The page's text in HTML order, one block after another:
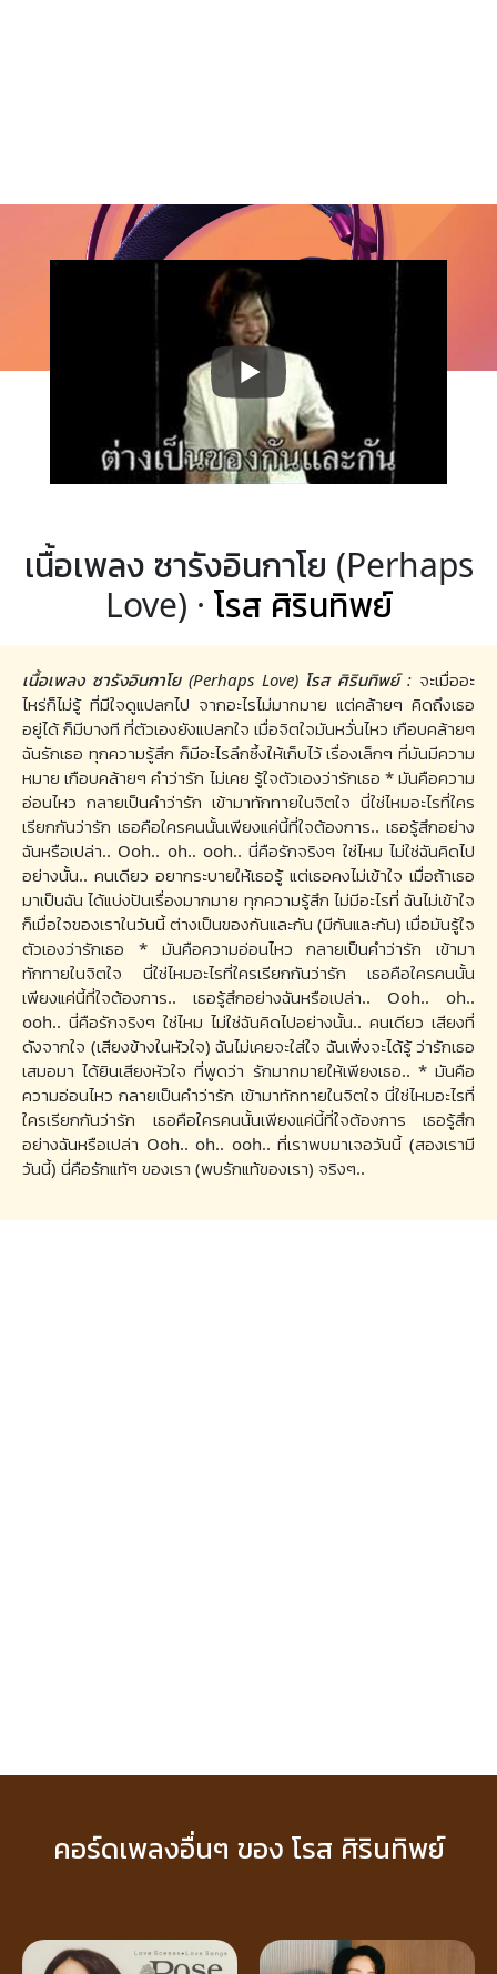
เนื้อเพลง ซารังอินกาโย (Perhaps
Love) · โรส ศิรินทิพย์
เนื้อเพลง ซารังอินกาโย (Perhaps Love) โรส ศิรินทิพย์ : จะเมื่ออะ
ไหร่ก็ไม่รู้ ที่มีใจดูแปลกไป จากอะไรไม่มากมาย แต่คล้ายๆ คิดถึงเธอ
อยู่ได้ ก็มีบางที ที่ตัวเองยังแปลกใจ เมื่อจิตใจมันหวั่นไหว เกือบคล้ายๆ
ฉันรักเธอ ทุกความรู้สึก ก็มีอะไรลึกซึ้งให้เก็บไว้ เรื่องเล็กๆ ที่มันมีความ
หมาย เกือบคล้ายๆ คำว่ารัก ไม่เคย รู้ใจตัวเองว่ารักเธอ * มันคือความ
อ่อนไหว กลายเป็นคำว่ารัก เข้ามาทักทายในจิตใจ นี่ใช่ไหมอะไรที่ใคร
เรียกกันว่ารัก เธอคือใครคนนั้นเพียงแค่นี้ที่ใจต้องการ.. เธอรู้สึกอย่าง
ฉันหรือเปล่า.. Ooh.. oh.. ooh.. นี่คือรักจริงๆ ใช่ไหม ไม่ใช่ฉันคิดไป
อย่างนั้น.. คนเดียว อยากระบายให้เธอรู้ แต่เธอคงไม่เข้าใจ เมื่อถ้าเธอ
มาเป็นฉัน ได้แบ่งปันเรื่องมากมาย ทุกความรู้สึก ไม่มีอะไรที่ ฉันไม่เข้าใจ
ก็เมื่อใจของเราในวันนี้ ต่างเป็นของกันและกัน (มีกันและกัน) เมื่อมันรู้ใจ
ตัวเองว่ารักเธอ * มันคือความอ่อนไหว กลายเป็นคำว่ารัก เข้ามา
ทักทายในจิตใจ นี่ใช่ไหมอะไรที่ใครเรียกกันว่ารัก เธอคือใครคนนั้น
เพียงแค่นี้ที่ใจต้องการ.. เธอรู้สึกอย่างฉันหรือเปล่า.. Ooh.. oh..
ooh.. นี่คือรักจริงๆ ใช่ไหม ไม่ใช่ฉันคิดไปอย่างนั้น.. คนเดียว เสียงที่
ดังจากใจ (เสียงข้างในหัวใจ) ฉันไม่เคยจะใส่ใจ ฉันเพิ่งจะได้รู้ ว่ารักเธอ
เสมอมา ได้ยินเสียงหัวใจ ที่พูดว่า รักมากมายให้เพียงเธอ.. * มันคือ
ความอ่อนไหว กลายเป็นคำว่ารัก เข้ามาทักทายในจิตใจ นี่ใช่ไหมอะไรที่
ใครเรียกกันว่ารัก เธอคือใครคนนั้นเพียงแค่นี้ที่ใจต้องการ เธอรู้สึก
อย่างฉันหรือเปล่า Ooh.. oh.. ooh.. ที่เราพบมาเจอวันนี้ (สองเรามี
วันนี้) นี่คือรักแทัๆ ของเรา (พบรักแท้ของเรา) จริงๆ..
คอร์ดเพลงอื่นๆ ของ โรส ศิรินทิพย์